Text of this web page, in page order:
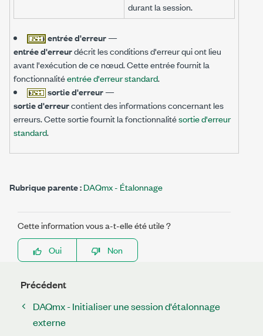
durant la session.
entrée d'erreur—
entrée d'erreurdécrit les conditions d'erreur qui ont lieu
avant l'exécution de ce nœud. Cette entrée fournit la
fonctionnalitéentrée d'erreur standard.
sortie d'erreur—
sortie d'erreurcontient des informations concernant les
erreurs. Cette sortie fournit la fonctionnalitésortie d'erreur
standard.
Rubrique parente :DAQmx - Étalonnage
Cette information vous a-t-elle été utile ?
Oui
Non
Précédent
DAQmx - Initialiser une session d'étalonnage
externe